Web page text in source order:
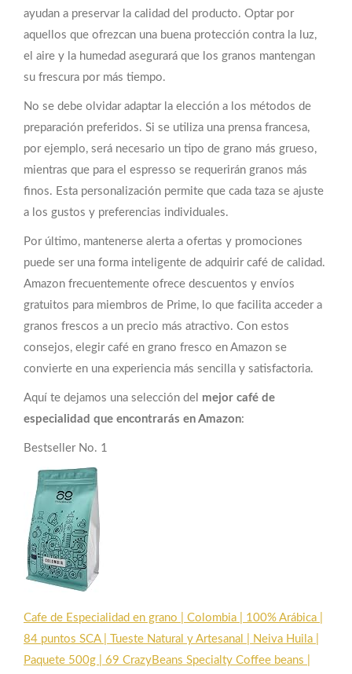
ayudan a preservar la calidad del producto. Optar por
aquellos que ofrezcan una buena protección contra la luz,
el aire y la humedad asegurará que los granos mantengan
su frescura por más tiempo.
No se debe olvidar adaptar la elección a los métodos de
preparación preferidos. Si se utiliza una prensa francesa,
por ejemplo, será necesario un tipo de grano más grueso,
mientras que para el espresso se requerirán granos más
finos. Esta personalización permite que cada taza se ajuste
a los gustos y preferencias individuales.
Por último, mantenerse alerta a ofertas y promociones
puede ser una forma inteligente de adquirir café de calidad.
Amazon frecuentemente ofrece descuentos y envíos
gratuitos para miembros de Prime, lo que facilita acceder a
granos frescos a un precio más atractivo. Con estos
consejos, elegir café en grano fresco en Amazon se
convierte en una experiencia más sencilla y satisfactoria.
Aquí te dejamos una selección del mejor café de
especialidad que encontrarás en Amazon:
Bestseller No. 1
Cafe de Especialidad en grano | Colombia | 100% Arábica |
84 puntos SCA | Tueste Natural y Artesanal | Neiva Huila |
Paquete 500g | 69 CrazyBeans Specialty Coffee beans |